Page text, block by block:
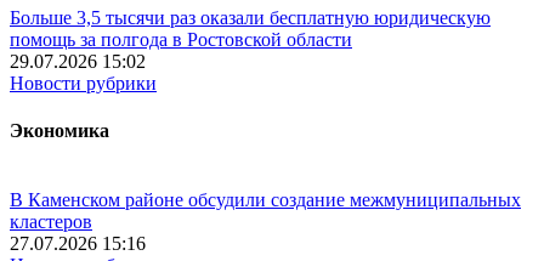
Больше 3,5 тысячи раз оказали бесплатную юридическую
помощь за полгода в Ростовской области
29.07.2026 15:02
Новости рубрики
Экономика
В Каменском районе обсудили создание межмуниципальных
кластеров
27.07.2026 15:16